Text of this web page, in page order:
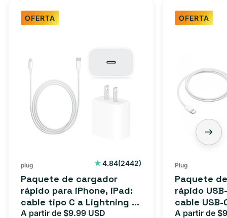
OFERTA
para
iPhone,
iPad:
a
Lightning
(1
m)
plug 4.84(2442)
2442
Paquete de cargador
rápido para iPhone, iPad:
cable tipo C a Lightning (1
m) + adaptador tipo C
Precio
A partir de $9.99 USD
OFERTA
rápido
USB-
USB-
C
a
USB-
Plug
Paquete
rápido
cable USB-
adaptador
Precio
A partir de